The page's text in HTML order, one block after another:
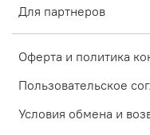
Для партнеров
Оферта и политика
Пользовательское
Условия обмена и